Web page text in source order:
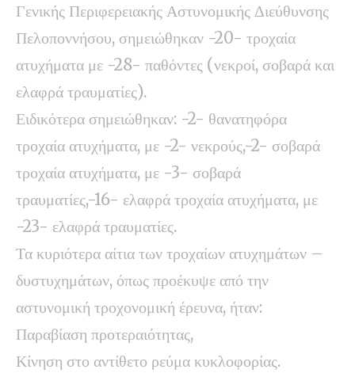
Γενικής Περιφερειακής Αστυνομικής Διεύθυνσης
Πελοποννήσου, σημειώθηκαν -20- τροχαία
ατυχήματα με -28- παθόντες (νεκροί, σοβαρά και
ελαφρά τραυματίες).
Ειδικότερα σημειώθηκαν: -2- θανατηφόρα
τροχαία ατυχήματα, με -2- νεκρούς,-2- σοβαρά
τροχαία ατυχήματα, με -3- σοβαρά
τραυματίες,-16- ελαφρά τροχαία ατυχήματα, με
-23- ελαφρά τραυματίες.
Τα κυριότερα αίτια των τροχαίων ατυχημάτων –
δυστυχημάτων, όπως προέκυψε από την
αστυνομική τροχονομική έρευνα, ήταν:
Παραβίαση προτεραιότητας,
Κίνηση στο αντίθετο ρεύμα κυκλοφορίας.